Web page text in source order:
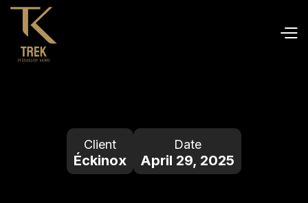
Client
Éckinox
Date
April 29, 2025